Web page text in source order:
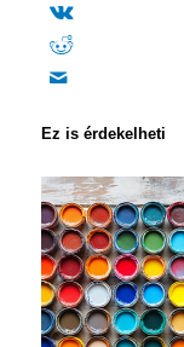
Ez is érdekelheti